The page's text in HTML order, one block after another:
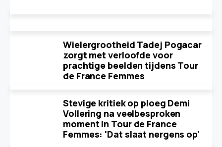
Wielergrootheid Tadej Pogacar
zorgt met verloofde voor
prachtige beelden tijdens Tour
de France Femmes
Stevige kritiek op ploeg Demi
Vollering na veelbesproken
moment in Tour de France
Femmes: 'Dat slaat nergens op'